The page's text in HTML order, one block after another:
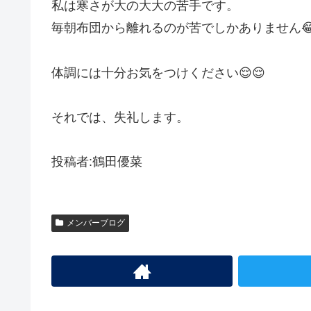
私は寒さが大の大大の苦手です。
毎朝布団から離れるのが苦でしかありません
体調には十分お気をつけください😌😌
それでは、失礼します。
投稿者:鶴田優菜
メンバーブログ